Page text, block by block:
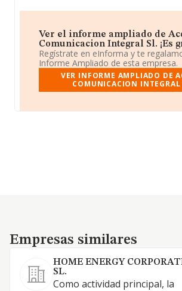
Ver el informe ampliado de
Comunicacion Integral Sl. ¡Es
Regístrate en eInforma y te
Informe Ampliado de esta empresa.
VER INFORME AMPLIADO DE
COMUNICACION INTEGRAL
Empresas similares
Empresas similares
HOME ENERGY
SL.
Como actividad principal, la